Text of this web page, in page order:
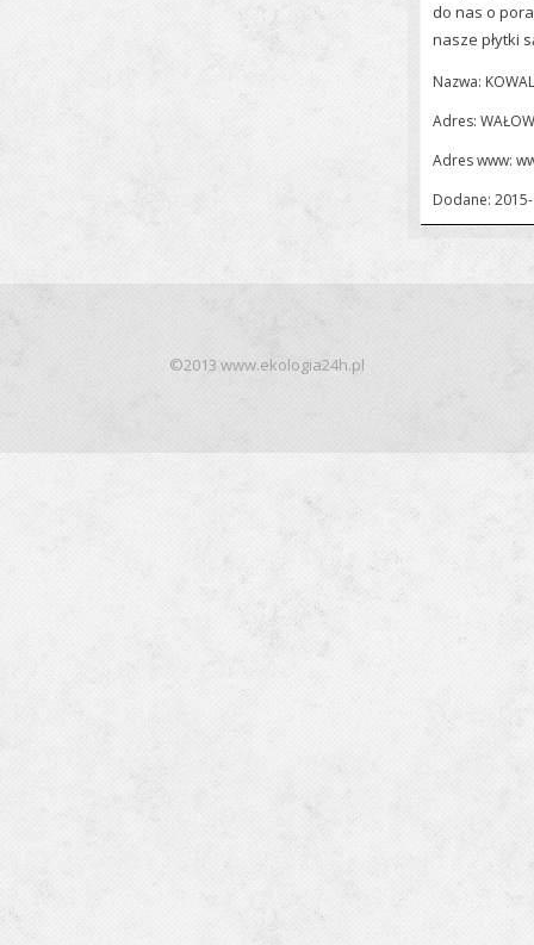
do nas o
nasze płytki
Nazwa:
Adres:
Adres www:
Dodane:
©2013 www.ekologia24h.pl